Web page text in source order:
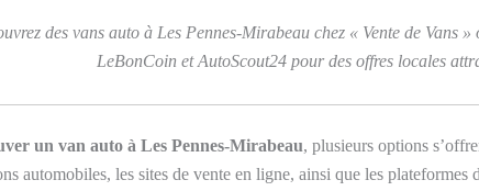
des vans auto à Les Pennes-Mirabeau chez « Vente de Vans »
LeBonCoin et AutoScout24 pour des offres locales
un van auto à Les Pennes-Mirabeau, plusieurs options
automobiles, les sites de vente en ligne, ainsi que les plateformes